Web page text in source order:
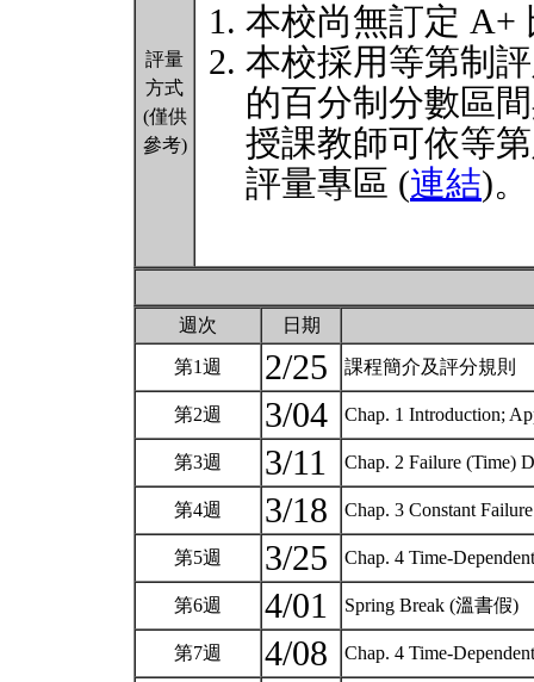
評量
方式
(僅供
參考)
本校尚無訂定 A+
本校採用等第制
的百分制分數區
授課教師可依等
評量專區 (連結)。
週次 日期
第1週 2/25 課程簡介及評分規則
第2週 3/04 Chap. 1 Introduction;
第3週 3/11 Chap. 2 Failure (Time)
第4週 3/18 Chap. 3 Constant
第5週 3/25 Chap. 4 Time-
第6週 4/01 Spring Break (溫書假)
第7週 4/08 Chap. 4 Time-